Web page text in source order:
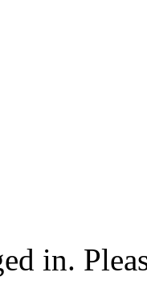
in.